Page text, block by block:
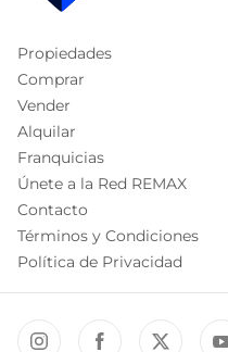
Propiedades
Comprar
Vender
Alquilar
Franquicias
Únete a la Red REMAX
Contacto
Términos y Condiciones
Política de Privacidad